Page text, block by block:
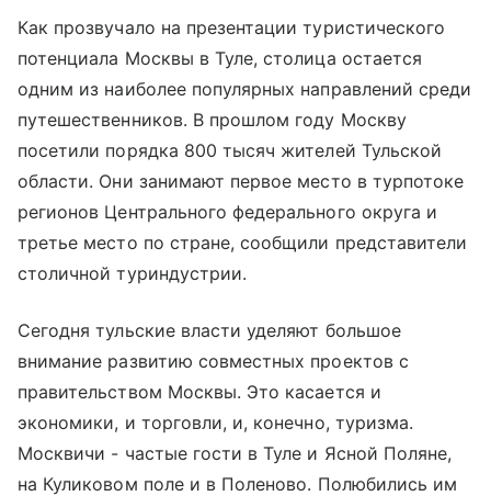
Как прозвучало на презентации туристического
потенциала Москвы в Туле, столица остается
одним из наиболее популярных направлений среди
путешественников. В прошлом году Москву
посетили порядка 800 тысяч жителей Тульской
области. Они занимают первое место в турпотоке
регионов Центрального федерального округа и
третье место по стране, сообщили представители
столичной туриндустрии.
Сегодня тульские власти уделяют большое
внимание развитию совместных проектов с
правительством Москвы. Это касается и
экономики, и торговли, и, конечно, туризма.
Москвичи - частые гости в Туле и Ясной Поляне,
на Куликовом поле и в Поленово. Полюбились им